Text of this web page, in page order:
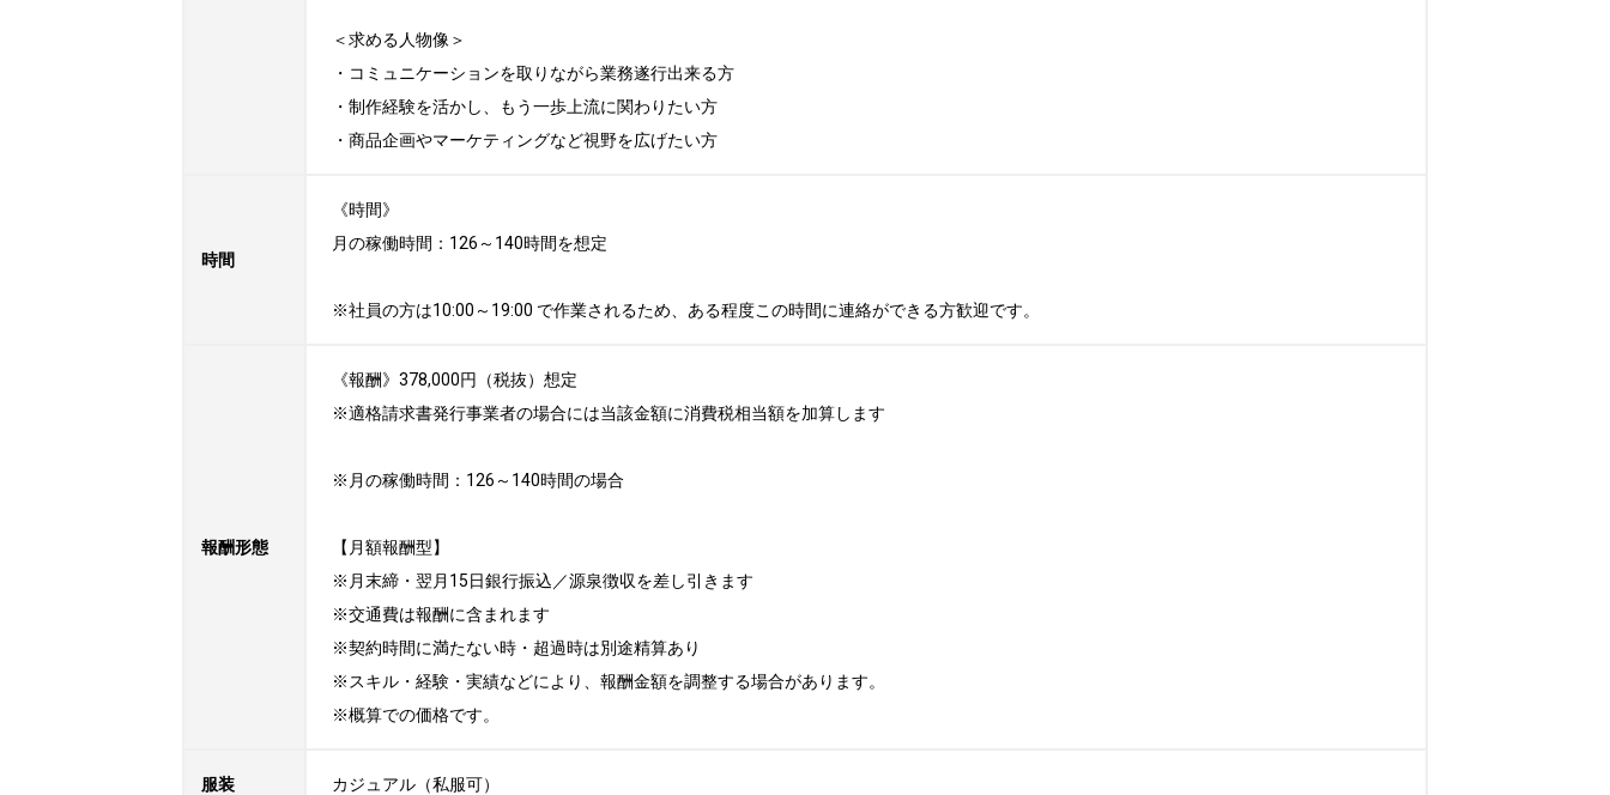
＜求める人物像＞
・コミュニケーションを取りながら業務遂行出来る方
・制作経験を活かし、もう一歩上流に関わりたい方
・商品企画やマーケティングなど視野を広げたい方
時間
《時間》
月の稼働時間：126～140時間を想定
※社員の方は10:00～19:00 で作業されるため、ある程度この時間に連絡ができる方歓迎です。
報酬形態
《報酬》378,000円（税抜）想定
※適格請求書発行事業者の場合には当該金額に消費税相当額を加算します
※月の稼働時間：126～140時間の場合
【月額報酬型】
※月末締・翌月15日銀行振込／源泉徴収を差し引きます
※交通費は報酬に含まれます
※契約時間に満たない時・超過時は別途精算あり
※スキル・経験・実績などにより、報酬金額を調整する場合があります。
※概算での価格です。
服装 カジュアル（私服可）